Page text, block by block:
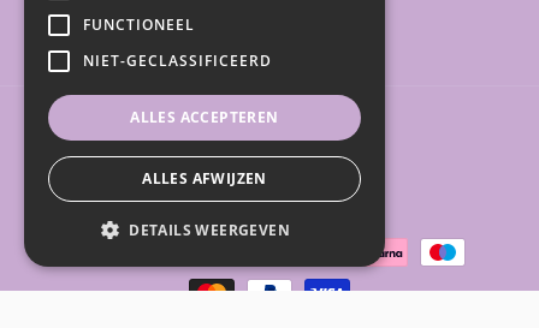
België (EUR €)
Betaalmethoden
FUNCTIONEEL
NIET-GECLASSIFICEERD
ALLES ACCEPTEREN
ALLES AFWIJZEN
DETAILS WEERGEVEN